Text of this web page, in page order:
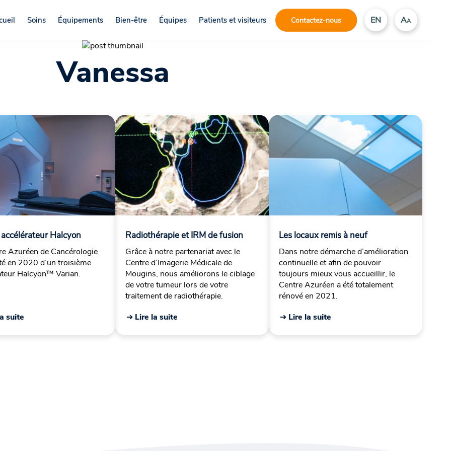
Soins Équipements Bien-être Équipes Patients et visiteurs Contactez-nous EN AA
Vanessa
Halcyon
Azuréen de Cancérologie
en 2020 d’un troisième
Halcyon™ Varian.
suite
Radiothérapie et IRM de fusion
Grâce à notre partenariat avec le
Centre d’Imagerie Médicale de
Mougins, nous améliorons le ciblage
de votre tumeur lors de votre
traitement de radiothérapie.
➔ Lire la suite
Les locaux remis à neuf
Dans notre démarche d’amélioration
continuelle et afin de pouvoir
toujours mieux vous accueillir, le
Centre Azuréen a été totalement
rénové en 2021.
➔ Lire la suite